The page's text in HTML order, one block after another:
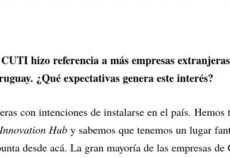
hizo referencia a más empresas
¿Qué expectativas genera este interés?
con intenciones de instalarse en el país.
Hub y sabemos que tenemos un lugar
desde acá. La gran mayoría de las empresas